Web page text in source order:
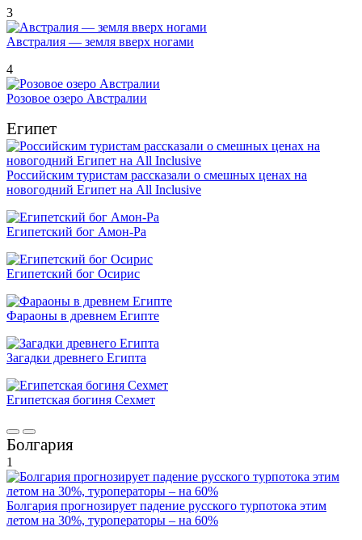
3
Австралия — земля вверх ногами
4
Розовое озеро Австралии
Египет
Российским туристам рассказали о смешных ценах на
новогодний Египет на All Inclusive
Египетский бог Амон-Ра
Египетский бог Осирис
Фараоны в древнем Египте
Загадки древнего Египта
Египетская богиня Сехмет
Болгария
1
Болгария прогнозирует падение русского турпотока этим
летом на 30%, туроператоры – на 60%